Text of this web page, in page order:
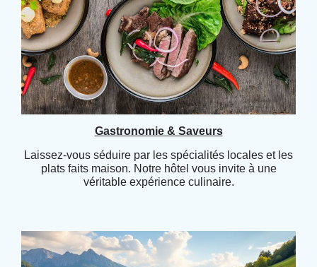
Gastronomie & Saveurs
Laissez-vous séduire par les spécialités locales et les
plats faits maison. Notre hôtel vous invite à une
véritable expérience culinaire.